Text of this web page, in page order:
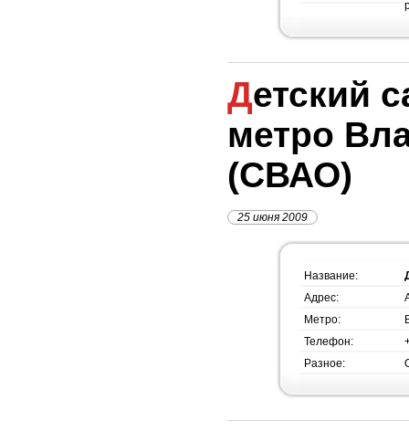
Детский сад №1143,
метро
(СВАО)
25 июня 2009
Название:
Адрес:
Метро:
Телефон:
Разное: